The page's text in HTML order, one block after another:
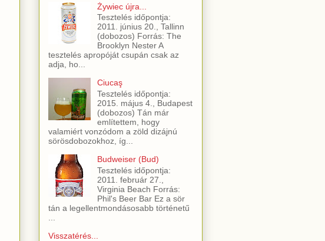
Żywiec újra...
Tesztelés időpontja:
2011. június 20., Tallinn
(dobozos) Forrás: The
Brooklyn Nester A
tesztelés apropóját csupán csak az
adja, ho...
Ciucaş
Tesztelés időpontja:
2015. május 4., Budapest
(dobozos) Tán már
említettem, hogy
valamiért vonzódom a zöld dizájnú
sörösdobozokhoz, íg...
Budweiser (Bud)
Tesztelés időpontja:
2011. február 27.,
Virginia Beach Forrás:
Phil's Beer Bar Ez a sör
tán a legellentmondásosabb történetű
Visszatérés...